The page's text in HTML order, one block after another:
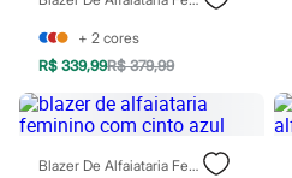
Bolsas e Mochilas
Chapéus e Bonés
Cintos
Carteiras
Óculos
Relógios
Calçados
Botas
+ 2 cores
R$ 339,99R$ 379,99
Blazer De Alfaiataria Feminino Com Cinto Azul